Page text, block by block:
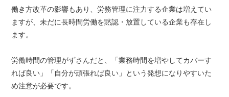
働き方改革の影響もあり、労務管理に注力する企業は増えてい
ますが、未だに長時間労働を黙認・放置している企業も存在し
ます。
労働時間の管理がずさんだと、「業務時間を増やしてカバーす
れば良い」「自分が頑張れば良い」という発想になりやすいた
め注意が必要です。